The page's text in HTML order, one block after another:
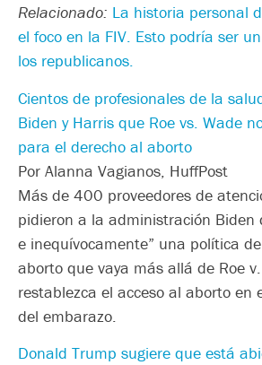
Relacionado: La historia personal
el foco en la FIV. Esto podría ser
los republicanos.
Cientos de profesionales de la
Biden y Harris que Roe vs. Wade
para el derecho al aborto
Por Alanna Vagianos, HuffPost
Más de 400 proveedores de
pidieron a la administración Biden
e inequívocamente” una política
aborto que vaya más allá de Roe
restablezca el acceso al aborto en
del embarazo.
Donald Trump sugiere que está